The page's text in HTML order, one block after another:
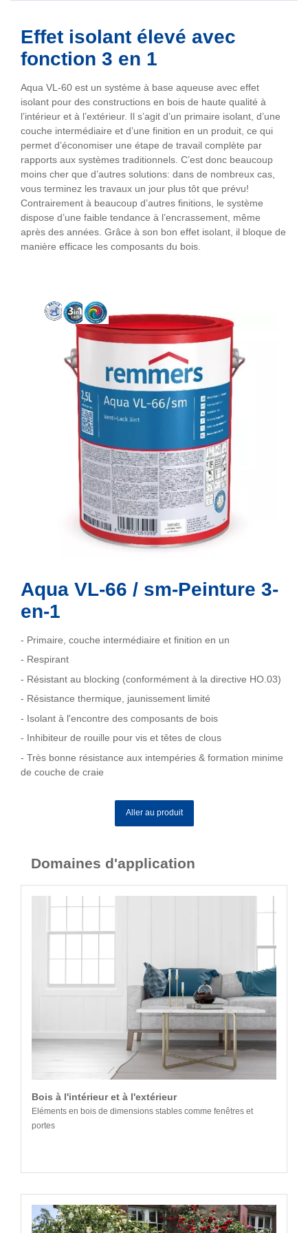
Effet isolant élevé avec
fonction 3 en 1
Aqua VL-60 est un système à base aqueuse avec effet
isolant pour des constructions en bois de haute qualité à
l’intérieur et à l’extérieur. Il s’agit d’un primaire isolant, d’une
couche intermédiaire et d’une finition en un produit, ce qui
permet d’économiser une étape de travail complète par
rapports aux systèmes traditionnels. C’est donc beaucoup
moins cher que d’autres solutions: dans de nombreux cas,
vous terminez les travaux un jour plus tôt que prévu!
Contrairement à beaucoup d’autres finitions, le système
dispose d’une faible tendance à l’encrassement, même
après des années. Grâce à son bon effet isolant, il bloque de
manière efficace les composants du bois.
Aqua VL-66 / sm-Peinture 3-
en-1
- Primaire, couche intermédiaire et finition en un
- Respirant
- Résistant au blocking (conformément à la directive HO.03)
- Résistance thermique, jaunissement limité
- Isolant à l'encontre des composants de bois
- Inhibiteur de rouille pour vis et têtes de clous
- Très bonne résistance aux intempéries & formation minime
de couche de craie
Aller au produit
Domaines d'application
Bois à l'intérieur et à l'extérieur
Eléments en bois de dimensions stables comme fenêtres et
portes